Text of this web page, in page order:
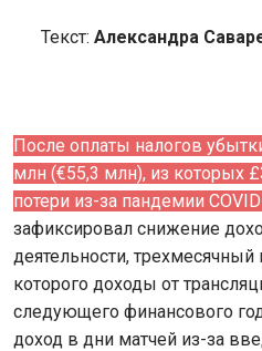
Текст: Александра
После оплаты налогов
млн (€55,3 млн), из которых
потери из-за пандемии
зафиксировал снижение
деятельности, трехмесячный
которого доходы от
следующего финансового
доход в дни матчей из-за